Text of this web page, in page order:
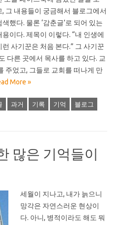
, 그 내용들이 궁금해서 블로그에서
색했다. 물론 ‘감춘글’로 되어 있는
용이다. 제목이 이렇다. “내 인생에
런 사기꾼은 처음 본다.” 그 사기꾼
다른 곳에서 목사를 하고 있다. 교
주었고, 그들로 교회를 떠나게 만
More »
과거 기록 기억 블로그
많은 기억들이
세월이 지나고, 내가 늙으니
망각은 자연스러운 현상이
다. 아니, 병적이라도 해도 뭐